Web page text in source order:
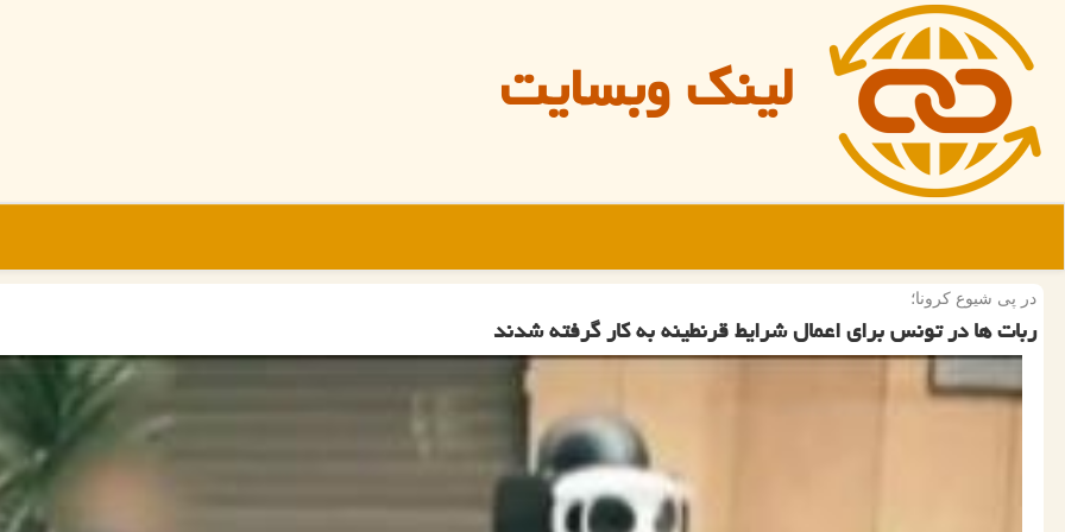
لینک وبسایت
در پی شیوع كرونا؛
ربات ها در تونس برای اعمال شرایط قرنطینه به كار گرفته شدند